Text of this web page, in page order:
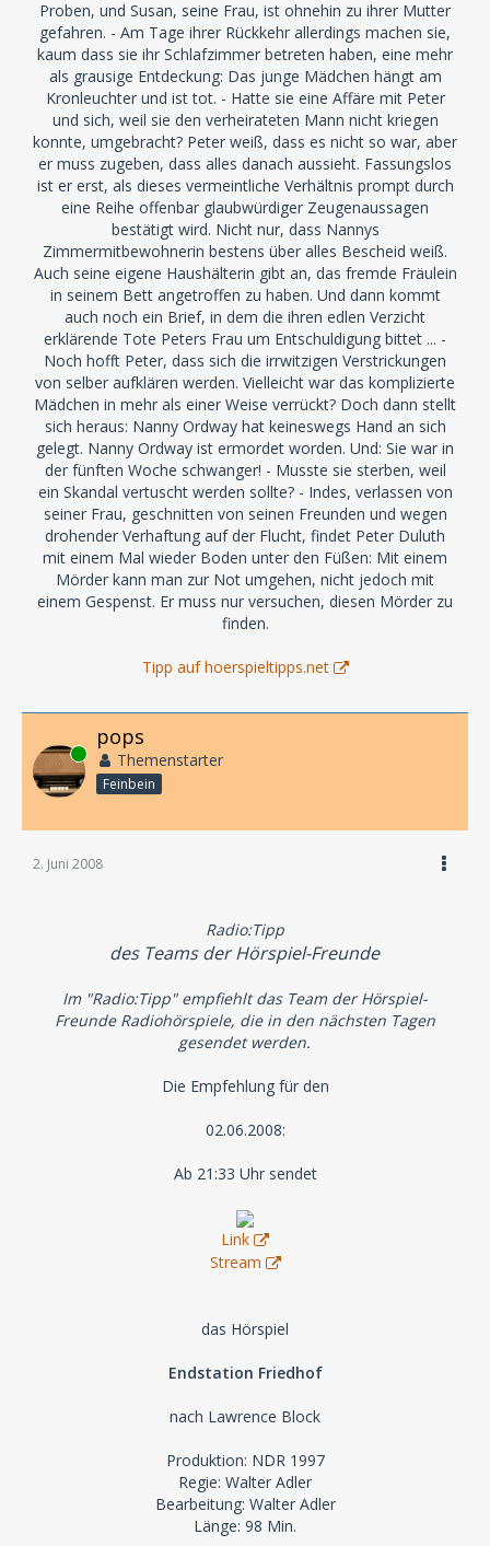
Proben, und Susan, seine Frau, ist ohnehin zu ihrer Mutter
gefahren. - Am Tage ihrer Rückkehr allerdings machen sie,
kaum dass sie ihr Schlafzimmer betreten haben, eine mehr
als grausige Entdeckung: Das junge Mädchen hängt am
Kronleuchter und ist tot. - Hatte sie eine Affäre mit Peter
und sich, weil sie den verheirateten Mann nicht kriegen
konnte, umgebracht? Peter weiß, dass es nicht so war, aber
er muss zugeben, dass alles danach aussieht. Fassungslos
ist er erst, als dieses vermeintliche Verhältnis prompt durch
eine Reihe offenbar glaubwürdiger Zeugenaussagen
bestätigt wird. Nicht nur, dass Nannys
Zimmermitbewohnerin bestens über alles Bescheid weiß.
Auch seine eigene Haushälterin gibt an, das fremde Fräulein
in seinem Bett angetroffen zu haben. Und dann kommt
auch noch ein Brief, in dem die ihren edlen Verzicht
erklärende Tote Peters Frau um Entschuldigung bittet ... -
Noch hofft Peter, dass sich die irrwitzigen Verstrickungen
von selber aufklären werden. Vielleicht war das komplizierte
Mädchen in mehr als einer Weise verrückt? Doch dann stellt
sich heraus: Nanny Ordway hat keineswegs Hand an sich
gelegt. Nanny Ordway ist ermordet worden. Und: Sie war in
der fünften Woche schwanger! - Musste sie sterben, weil
ein Skandal vertuscht werden sollte? - Indes, verlassen von
seiner Frau, geschnitten von seinen Freunden und wegen
drohender Verhaftung auf der Flucht, findet Peter Duluth
mit einem Mal wieder Boden unter den Füßen: Mit einem
Mörder kann man zur Not umgehen, nicht jedoch mit
einem Gespenst. Er muss nur versuchen, diesen Mörder zu
finden.
Tipp auf hoerspieltipps.net
Online
pops
Themenstarter
Feinbein
2. Juni 2008
Radio:Tipp
des Teams der Hörspiel-Freunde
Im "Radio:Tipp" empfiehlt das Team der Hörspiel-
Freunde Radiohörspiele, die in den nächsten Tagen
gesendet werden.
Die Empfehlung für den
02.06.2008:
Ab 21:33 Uhr sendet
Link
Stream
das Hörspiel
Endstation Friedhof
nach Lawrence Block
Produktion: NDR 1997
Regie: Walter Adler
Bearbeitung: Walter Adler
Länge: 98 Min.